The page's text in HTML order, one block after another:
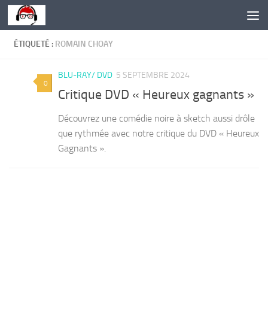
Skip to content
ÉTIQUETÉ : ROMAIN CHOAY
0
BLU-RAY/ DVD 5 SEPTEMBRE 2024
Critique DVD « Heureux gagnants »
Découvrez une comédie noire à sketch aussi drôle
que rythmée avec notre critique du DVD « Heureux
Gagnants ».